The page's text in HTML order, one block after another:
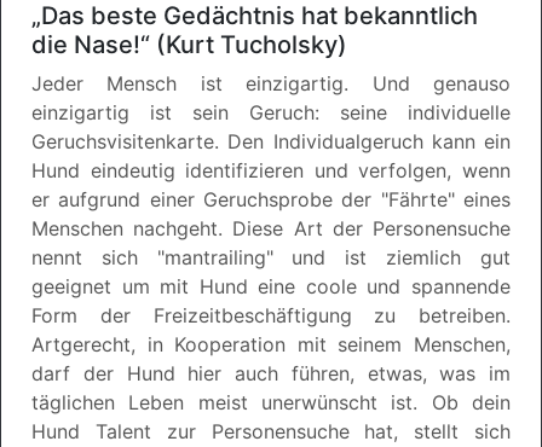
„Das beste Gedächtnis hat bekanntlich
die Nase!“ (Kurt Tucholsky)
Jeder Mensch ist einzigartig. Und genauso
einzigartig ist sein Geruch: seine individuelle
Geruchsvisitenkarte. Den Individualgeruch kann ein
Hund eindeutig identifizieren und verfolgen, wenn
er aufgrund einer Geruchsprobe der "Fährte" eines
Menschen nachgeht. Diese Art der Personensuche
nennt sich "mantrailing" und ist ziemlich gut
geeignet um mit Hund eine coole und spannende
Form der Freizeitbeschäftigung zu betreiben.
Artgerecht, in Kooperation mit seinem Menschen,
darf der Hund hier auch führen, etwas, was im
täglichen Leben meist unerwünscht ist. Ob dein
Hund Talent zur Personensuche hat, stellt sich